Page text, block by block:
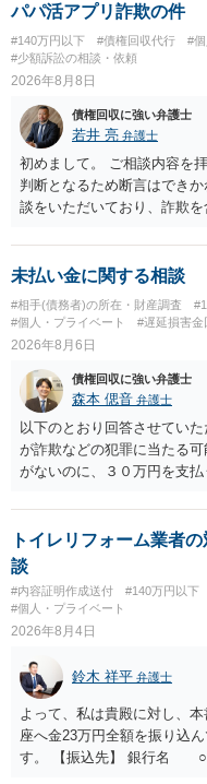
パパ活アプリ詐欺の件
#140万円以下 #債権回収代行 #
#少額訴訟の相談・依頼
2026年8月8日
債権回収に強い弁護士
若井 亮 弁護士
初めまして。 ご相談内容を
判断となるため断言はでき
談をいただいており、詐欺
ります。 お金を渡した方法
であるならば、相手方の身
ずれにせよ、まずは速やか
お勧めします。
未払い金に関する相談
#相手(債務者)の所在・財産調査
#個人・プライベート
#遅延損害金
2026年8月6日
債権回収に強い弁護士
森本 偲音 弁護士
以下のとおり回答させてい
が詐欺などの犯罪に当たる
がないのに、３０万円を支
段が取れるのか ⇒契約に基
とが考えられますが、 パパ
であるため、公序良俗に反
条）となるため、相手方に
氏名や住所が分からない状
手続を利用する場合には、
トイレリフォーム業者
談
#内容証明作成送付 #140万円以下
#個人・プライベート
2026年8月4日
鈴木 祥平 弁護士
よって、私は貴殿に対し、
座へ金23万円全額を振り込
す。 【振込先】 銀行名